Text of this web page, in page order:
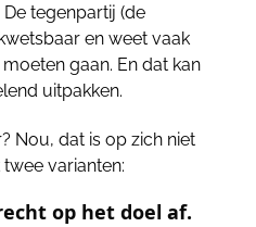
tegenpartij (de
en weet vaak
gaan. En dat kan
uitpakken.
Nou, dat is op zich niet
varianten:
op het doel af.